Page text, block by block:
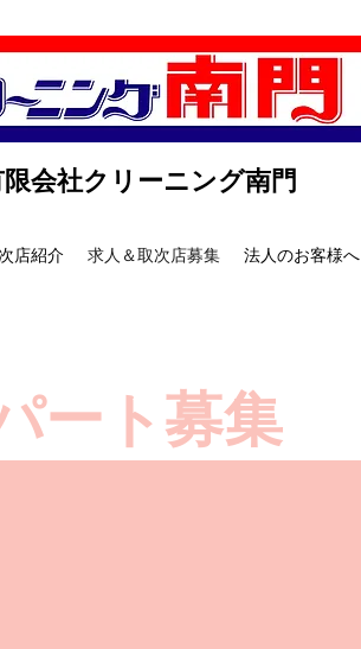
会社クリーニング南門
店紹介 求人＆取次店募集 法人のお客様へ
ート募集